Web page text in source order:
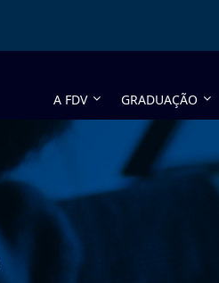
A FDV GRADUAÇÃO